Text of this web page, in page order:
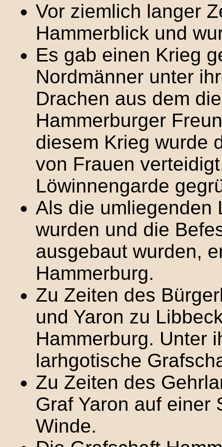
Vor ziemlich langer
Hammerblick und
Es gab einen Krieg
Nordmänner unter
Drachen aus dem
Hammerburger
diesem Krieg wurde
von Frauen
Löwinnengarde
Als die umliegenden
wurden und die
ausgebaut wurden,
Hammerburg.
Zu Zeiten des
und Yaron zu
Hammerburg. Unter
larhgotische
Zu Zeiten des
Graf Yaron auf einer
Winde.